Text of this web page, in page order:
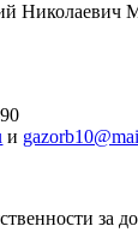
Николаевич
и
за